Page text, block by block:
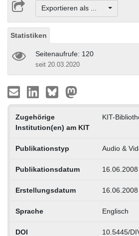
Exportieren als ...
Statistiken
Seitenaufrufe: 120
seit 20.03.2020
Zugehörige
Institution(en) am KIT
KIT-
Publikationstyp Audio &
Publikationsdatum 16.06.2008
Erstellungsdatum 16.06.2008
Sprache Englisch
DOI 10.5445/